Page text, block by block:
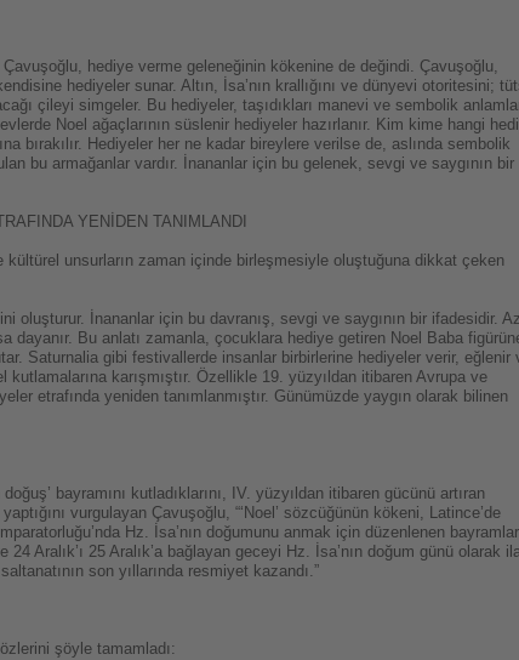
hediye verme geleneğinin kökenine de değindi. Çavuşoğlu,
hediyeler sunar. Altın, İsa’nın krallığını ve dünyevi otoritesini;
çileyi simgeler. Bu hediyeler, taşıdıkları manevi ve sembolik
Noel ağaçlarının süslenir hediyeler hazırlanır. Kim kime hangi
bırakılır. Hediyeler her ne kadar bireylere verilse de, aslında sembolik
bu armağanlar vardır. İnananlar için bu gelenek, sevgi ve saygının bir
YENİDEN TANIMLANDI
kültürel unsurların zaman içinde birleşmesiyle oluştuğuna dikkat çeken
oluşturur. İnananlar için bu davranış, sevgi ve saygının bir ifadesidir.
Bu anlatı zamanla, çocuklara hediye getiren Noel Baba
Saturnalia gibi festivallerde insanlar birbirlerine hediyeler verir, eğlenir
karışmıştır. Özellikle 19. yüzyıldan itibaren Avrupa ve
etrafında yeniden tanımlanmıştır. Günümüzde yaygın olarak bilinen
bayramını kutladıklarını, IV. yüzyıldan itibaren gücünü artıran
vurgulayan Çavuşoğlu, “‘Noel’ sözcüğünün kökeni, Latince’de
Hz. İsa’nın doğumunu anmak için düzenlenen
Aralık’ı 25 Aralık’a bağlayan geceyi Hz. İsa’nın doğum günü olarak
son yıllarında resmiyet kazandı.”
şöyle tamamladı: